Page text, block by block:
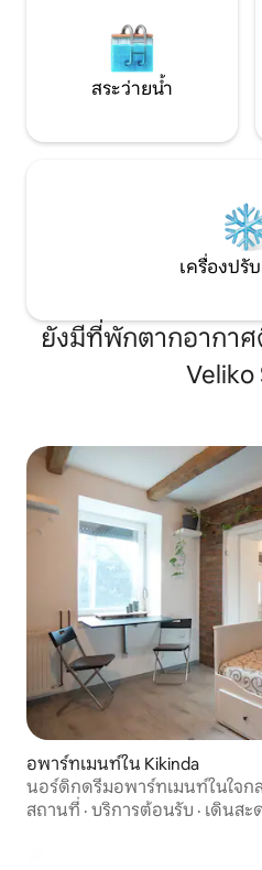
สระว่ายน้ำ
เครื่องปรั
ยังมีที่พักตากอากาศ
Veliko
อพาร์ทเมนท์ใน Kikinda
นอร์ดิกดรีมอพาร์ทเมนท์ในใจกล
สถานที่ · บริการต้อนรับ · เดินสะ